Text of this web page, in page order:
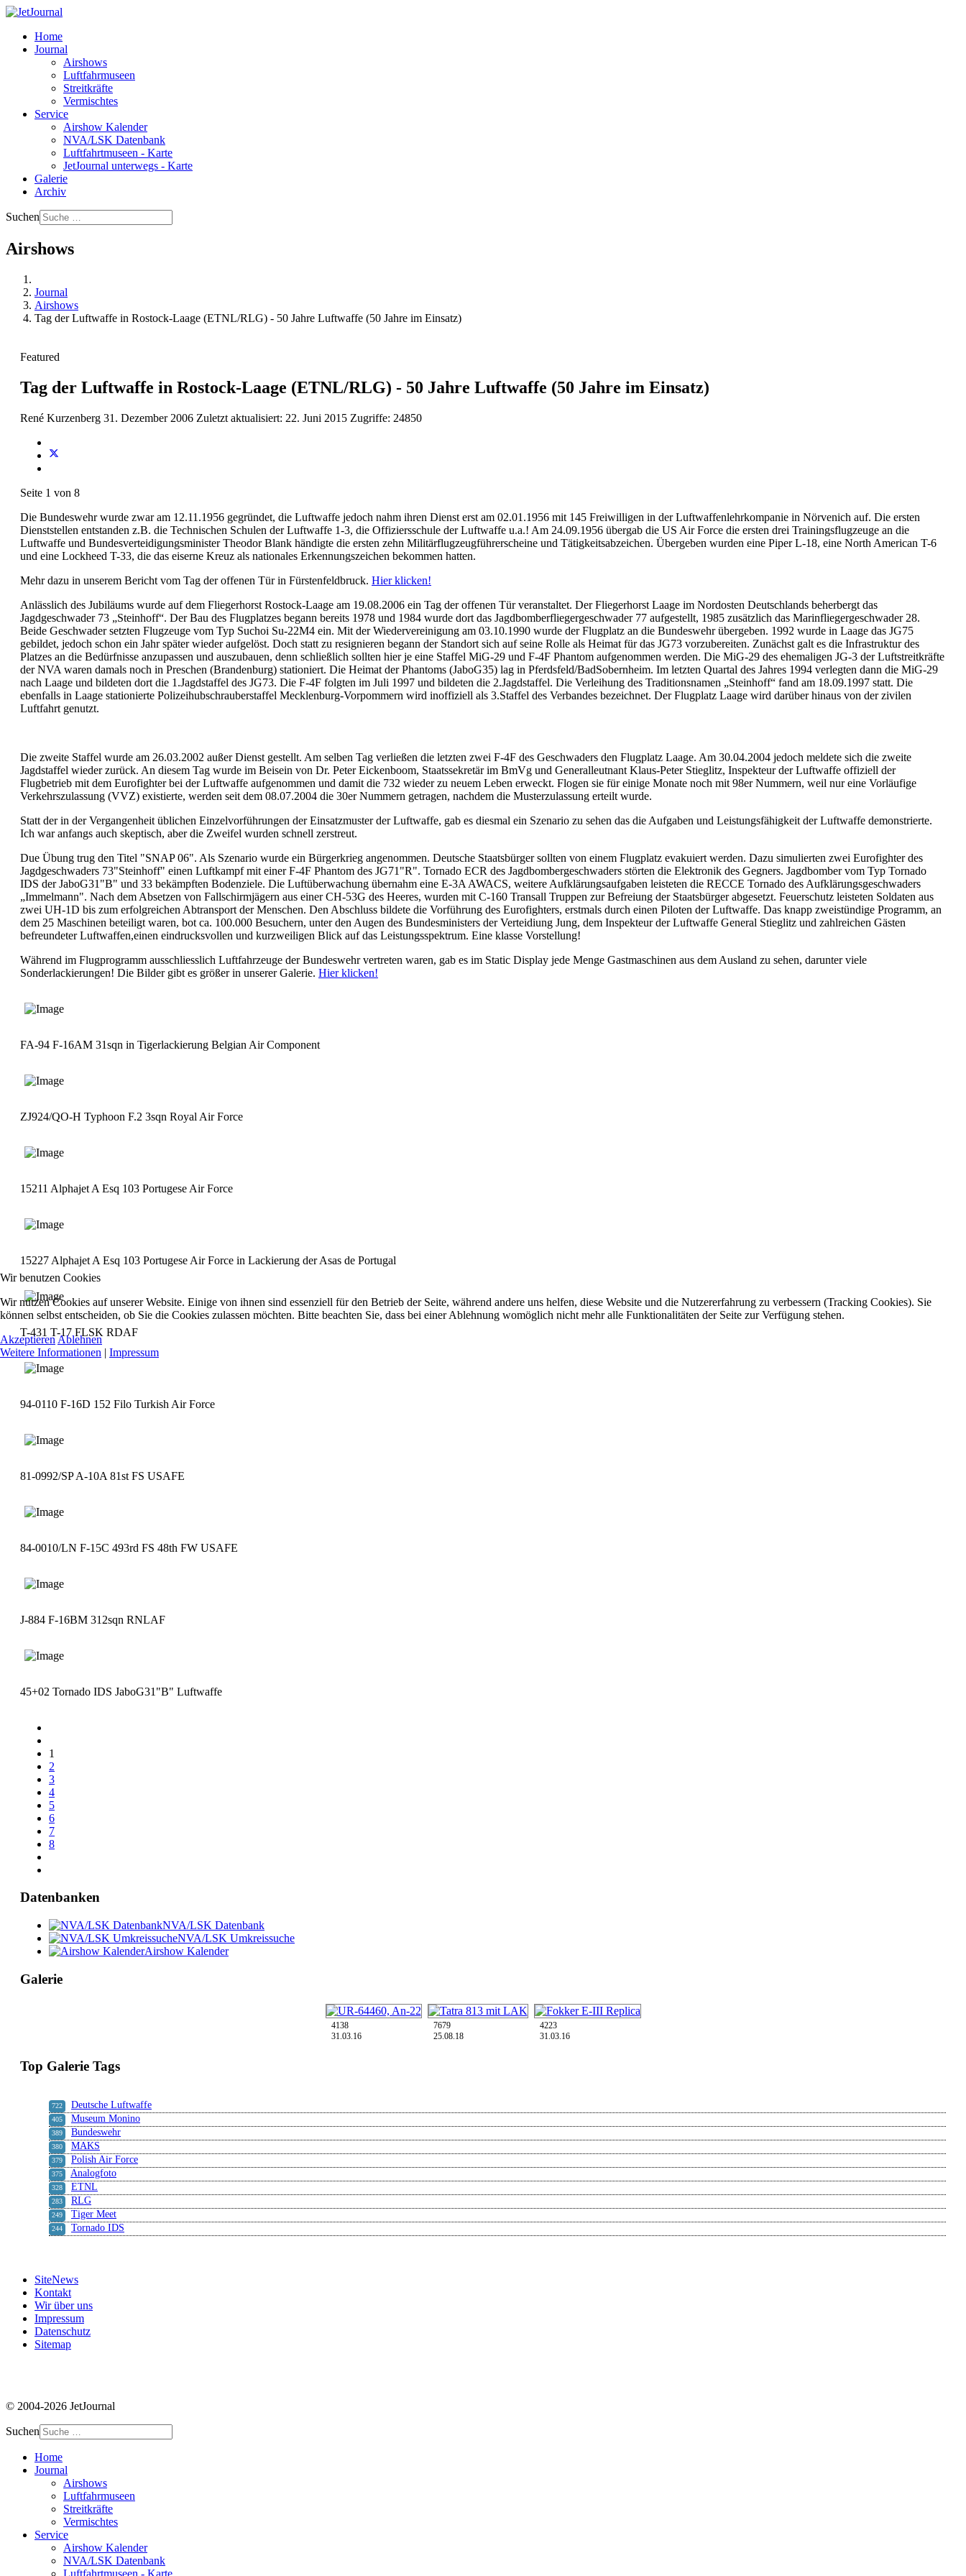
Home
Journal
Airshows
Luftfahrmuseen
Streitkräfte
Vermischtes
Service
Airshow Kalender
NVA/LSK Datenbank
Luftfahrtmuseen - Karte
JetJournal unterwegs - Karte
Galerie
Archiv
Suchen
Airshows
Journal
Airshows
Tag der Luftwaffe in Rostock-Laage (ETNL/RLG) - 50 Jahre Luftwaffe (50 Jahre im Einsatz)
Featured
Tag der Luftwaffe in Rostock-Laage (ETNL/RLG) - 50 Jahre Luftwaffe (50 Jahre im Einsatz)
René Kurzenberg 31. Dezember 2006 Zuletzt aktualisiert: 22. Juni 2015 Zugriffe: 24850
Seite 1 von 8
Die Bundeswehr wurde zwar am 12.11.1956 gegründet, die Luftwaffe jedoch nahm ihren Dienst erst am 02.01.1956 mit 145 Freiwilligen in der Luftwaffenlehrkompanie in Nörvenich auf. Die ersten
Dienststellen entstanden z.B. die Technischen Schulen der Luftwaffe 1-3, die Offiziersschule der Luftwaffe u.a.! Am 24.09.1956 übergab die US Air Force die ersten drei Trainingsflugzeuge an die
Luftwaffe und Bundesverteidigungsminister Theodor Blank händigte die ersten zehn Militärflugzeugführerscheine und Tätigkeitsabzeichen. Übergeben wurden eine Piper L-18, eine North American T-6
und eine Lockheed T-33, die das eiserne Kreuz als nationales Erkennungszeichen bekommen hatten.
Mehr dazu in unserem Bericht vom Tag der offenen Tür in Fürstenfeldbruck. Hier klicken!
Anlässlich des Jubiläums wurde auf dem Fliegerhorst Rostock-Laage am 19.08.2006 ein Tag der offenen Tür veranstaltet. Der Fliegerhorst Laage im Nordosten Deutschlands beherbergt das
Jagdgeschwader 73 „Steinhoff“. Der Bau des Flugplatzes begann bereits 1978 und 1984 wurde dort das Jagdbomberfliegergeschwader 77 aufgestellt, 1985 zusätzlich das Marinfliegergeschwader 28.
Beide Geschwader setzten Flugzeuge vom Typ Suchoi Su-22M4 ein. Mit der Wiedervereinigung am 03.10.1990 wurde der Flugplatz an die Bundeswehr übergeben. 1992 wurde in Laage das JG75
gebildet, jedoch schon ein Jahr später wieder aufgelöst. Doch statt zu resignieren begann der Standort sich auf seine Rolle als Heimat für das JG73 vorzubereiten. Zunächst galt es die Infrastruktur des
Platzes an die Bedürfnisse anzupassen und auszubauen, denn schließlich sollten hier je eine Staffel MiG-29 und F-4F Phantom aufgenommen werden. Die MiG-29 des ehemaligen JG-3 der Luftstreitkräfte
der NVA waren damals noch in Preschen (Brandenburg) stationiert. Die Heimat der Phantoms (JaboG35) lag in Pferdsfeld/BadSobernheim. Im letzten Quartal des Jahres 1994 verlegten dann die MiG-29
nach Laage und bildeten dort die 1.Jagdstaffel des JG73. Die F-4F folgten im Juli 1997 und bildeten die 2.Jagdstaffel. Die Verleihung des Traditionsnamen „Steinhoff“ fand am 18.09.1997 statt. Die
ebenfalls in Laage stationierte Polizeihubschrauberstaffel Mecklenburg-Vorpommern wird inoffiziell als 3.Staffel des Verbandes bezeichnet. Der Flugplatz Laage wird darüber hinaus von der zivilen
Luftfahrt genutzt.
Die zweite Staffel wurde am 26.03.2002 außer Dienst gestellt. Am selben Tag verließen die letzten zwei F-4F des Geschwaders den Flugplatz Laage. Am 30.04.2004 jedoch meldete sich die zweite
Jagdstaffel wieder zurück. An diesem Tag wurde im Beisein von Dr. Peter Eickenboom, Staatssekretär im BmVg und Generalleutnant Klaus-Peter Stieglitz, Inspekteur der Luftwaffe offiziell der
Flugbetrieb mit dem Eurofighter bei der Luftwaffe aufgenommen und damit die 732 wieder zu neuem Leben erweckt. Flogen sie für einige Monate noch mit 98er Nummern, weil nur eine Vorläufige
Verkehrszulassung (VVZ) existierte, werden seit dem 08.07.2004 die 30er Nummern getragen, nachdem die Musterzulassung erteilt wurde.
Statt der in der Vergangenheit üblichen Einzelvorführungen der Einsatzmuster der Luftwaffe, gab es diesmal ein Szenario zu sehen das die Aufgaben und Leistungsfähigkeit der Luftwaffe demonstrierte.
Ich war anfangs auch skeptisch, aber die Zweifel wurden schnell zerstreut.
Due Übung trug den Titel "SNAP 06". Als Szenario wurde ein Bürgerkrieg angenommen. Deutsche Staatsbürger sollten von einem Flugplatz evakuiert werden. Dazu simulierten zwei Eurofighter des
Jagdgeschwaders 73"Steinhoff" einen Luftkampf mit einer F-4F Phantom des JG71"R". Tornado ECR des Jagdbombergeschwaders störten die Elektronik des Gegners. Jagdbomber vom Typ Tornado
IDS der JaboG31"B" und 33 bekämpften Bodenziele. Die Luftüberwachung übernahm eine E-3A AWACS, weitere Aufklärungsaufgaben leisteten die RECCE Tornado des Aufklärungsgeschwaders
„Immelmann". Nach dem Absetzen von Fallschirmjägern aus einer CH-53G des Heeres, wurden mit C-160 Transall Truppen zur Befreiung der Staatsbürger abgesetzt. Feuerschutz leisteten Soldaten aus
zwei UH-1D bis zum erfolgreichen Abtransport der Menschen. Den Abschluss bildete die Vorführung des Eurofighters, erstmals durch einen Piloten der Luftwaffe. Das knapp zweistündige Programm, an
dem 25 Maschinen beteiligt waren, bot ca. 100.000 Besuchern, unter den Augen des Bundesministers der Verteidiung Jung, dem Inspekteur der Luftwaffe General Stieglitz und zahlreichen Gästen
befreundeter Luftwaffen,einen eindrucksvollen und kurzweiligen Blick auf das Leistungsspektrum. Eine klasse Vorstellung!
Während im Flugprogramm ausschliesslich Luftfahrzeuge der Bundeswehr vertreten waren, gab es im Static Display jede Menge Gastmaschinen aus dem Ausland zu sehen, darunter viele
Sonderlackierungen! Die Bilder gibt es größer in unserer Galerie. Hier klicken!
FA-94 F-16AM 31sqn in Tigerlackierung Belgian Air Component
ZJ924/QO-H Typhoon F.2 3sqn Royal Air Force
15211 Alphajet A Esq 103 Portugese Air Force
15227 Alphajet A Esq 103 Portugese Air Force in Lackierung der Asas de Portugal
T-431 T-17 FLSK RDAF
94-0110 F-16D 152 Filo Turkish Air Force
81-0992/SP A-10A 81st FS USAFE
84-0010/LN F-15C 493rd FS 48th FW USAFE
J-884 F-16BM 312sqn RNLAF
45+02 Tornado IDS JaboG31"B" Luftwaffe
1
2
3
4
5
6
7
8
Datenbanken
NVA/LSK Datenbank
NVA/LSK Umkreissuche
Airshow Kalender
Galerie
4138
31.03.16
7679
25.08.18
4223
31.03.16
Top Galerie Tags
722 Deutsche Luftwaffe
405 Museum Monino
389 Bundeswehr
380 MAKS
379 Polish Air Force
375 Analogfoto
328 ETNL
283 RLG
249 Tiger Meet
244 Tornado IDS
SiteNews
Kontakt
Wir über uns
Impressum
Datenschutz
Sitemap
© 2004-2026 JetJournal
Suchen
Home
Journal
Airshows
Luftfahrmuseen
Streitkräfte
Vermischtes
Service
Airshow Kalender
NVA/LSK Datenbank
Luftfahrtmuseen - Karte
Wir benutzen Cookies
Wir nutzen Cookies auf unserer Website. Einige von ihnen sind essenziell für den Betrieb der Seite, während andere uns helfen, diese Website und die Nutzererfahrung zu verbessern (Tracking Cookies). Sie
können selbst entscheiden, ob Sie die Cookies zulassen möchten. Bitte beachten Sie, dass bei einer Ablehnung womöglich nicht mehr alle Funktionalitäten der Seite zur Verfügung stehen.
Akzeptieren Ablehnen
Weitere Informationen | Impressum